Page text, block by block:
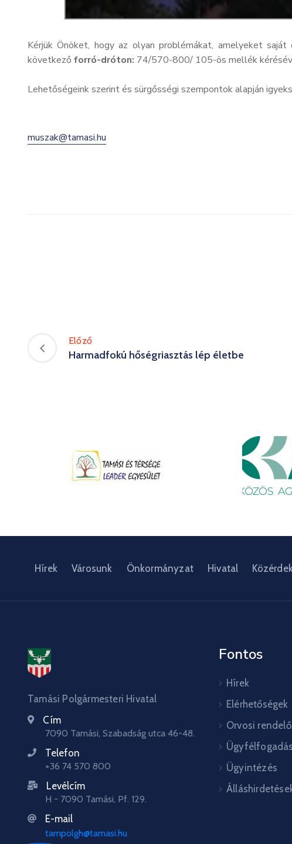
Kérjük Önöket, hogy az olyan problémákat, amelyeket
következő forró-dróton: 74/570-800/ 105-ös mellék
Lehetőségeink szerint és sürgősségi szempontok alapján
muszak@tamasi.hu
Előző
Harmadfokú hőségriasztás lép életbe
Hírek Városunk Önkormányzat Hivatal
Tamási Polgármesteri Hivatal
Cím
7090 Tamási, Szabadság utca 46-48.
Telefon
+36 74 570 800
Levélcím
H - 7090 Tamási, Pf. 129.
E-mail
tampolgh@tamasi.hu
Fontos
Hírek
Elérhetőségek
Orvosi rendelő
Ügyfélfogadás
Ügyintézés